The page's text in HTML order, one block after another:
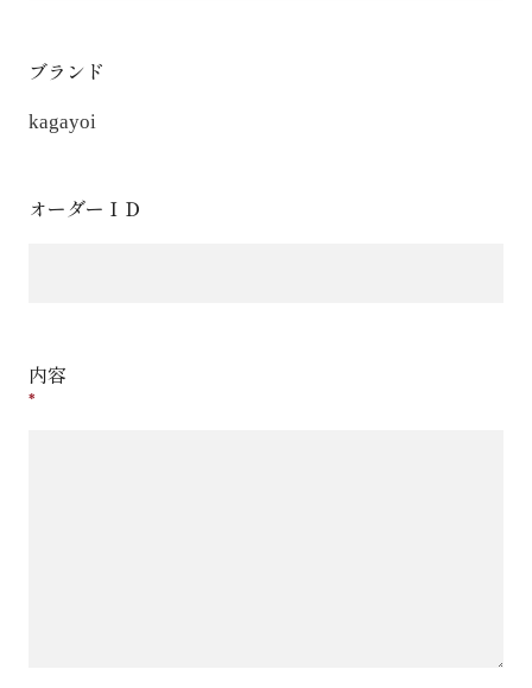
ブランド
kagayoi
オーダーＩＤ
内容